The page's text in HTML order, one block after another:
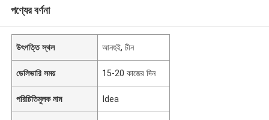
পণ্যের বর্ণনা
উৎপত্তি স্থল আনহুই, চীন
ডেলিভারি সময় 15-20 কাজের দিন
পরিচিতিমুলক নাম Idea